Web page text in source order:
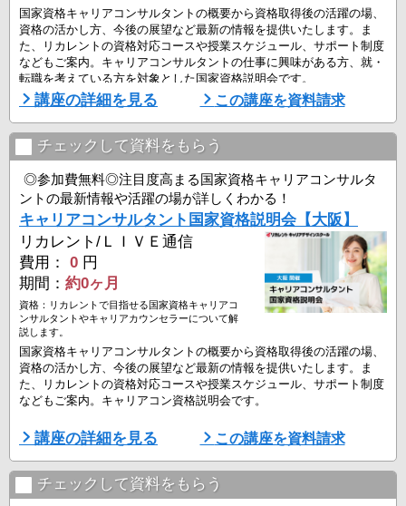
国家資格キャリアコンサルタントの概要から資格取得後の活躍の場、
資格の活かし方、今後の展望など最新の情報を提供いたします。ま
た、リカレントの資格対応コースや授業スケジュール、サポート制度
などもご案内。キャリアコンサルタントの仕事に興味がある方、就・
転職を考えている方を対象とした国家資格説明会です。
■資格説明会開催日
▼リカレント名古屋
8月8日（土）10:00-12:30
8月15日（土）14:00-16:30
8月20日（木）18:30-21:00
8月29日（土）14:00-16:30 ...
講座の詳細を見る この講座を資料請求
チェックして資料をもらう
◎参加費無料◎注目度高まる国家資格キャリアコンサルタ
ントの最新情報や活躍の場が詳しくわかる！
キャリアコンサルタント国家資格説明会【大阪】
リカレント/ＬＩＶＥ通信
費用：
0 円
期間： 約0ヶ月
資格：リカレントで目指せる国家資格キャリアコ
ンサルタントやキャリアカウンセラーについて解
説します。
国家資格キャリアコンサルタントの概要から資格取得後の活躍の場、
資格の活かし方、今後の展望など最新の情報を提供いたします。ま
た、リカレントの資格対応コースや授業スケジュール、サポート制度
などもご案内。キャリアコン資格説明会です。
■資格説明会開催日
▼リカレント大阪
8月9日（日）10:00-12:30
8月15日（土）10:00-12:30
8月23日（日）10:00-12:30
講座の詳細を見る この講座を資料請求
チェックして資料をもらう